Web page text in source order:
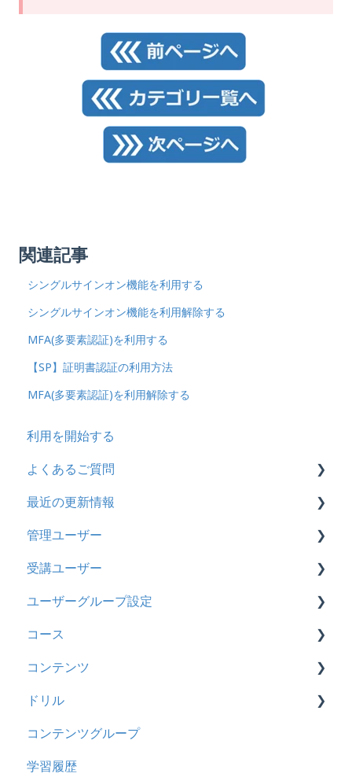
関連記事
シングルサインオン機能を利用する
シングルサインオン機能を利用解除する
MFA(多要素認証)を利用する
【SP】証明書認証の利用方法
MFA(多要素認証)を利用解除する
利用を開始する
よくあるご質問
契約
トライアル
カスタマイズ
インターネット・セキュリティ
料金
管理ユーザー・受講ユーザー
履歴
コンテンツ
CSV
最近の更新情報
2026年8月アップデート
2026年2月アップデート
2025年10月アップデート
2025年9月アップデート
2025年3月アップデート
2024年12月アップデート
2024年8月アップデート
2024年5月アップデート
管理ユーザー
管理ユーザーの統合について
管理ユーザーについて
ロールと権限
受講ユーザー
基本操作
【新レイアウト】受講ユーザー登録について
【旧レイアウト】ユーザー編集について
ユーザーグループ設定
【新レイアウト】ユーザーグループ設定
【旧レイアウト】ユーザーグループ設定
コース
基本操作
新レイアウト
旧レイアウト
コース詳細設定の参考
コンテンツ
ビデオ
ドキュメント
多言語表示
ドリル
概要
問題について
コンテンツグループ
学習履歴